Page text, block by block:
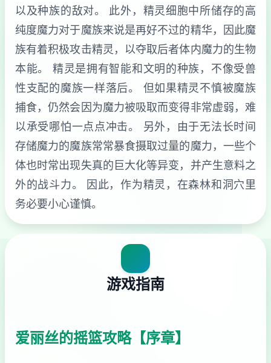
以及种族的敌对。 此外，精灵细胞中所储存的高
纯度魔力对于魔族来说是再好不过的精华，因此魔
族有着积极攻击精灵，以夺取后者体内魔力的生物
本能。 精灵是拥有智能和文明的种族，不像受兽
性支配的魔族一样落后。 但如果精灵不慎被魔族
捕食，仍然会因为魔力被吸取而变得非常虚弱，难
以承受哪怕一点点冲击。 另外，由于无法长时间
存储魔力的魔族常常暴食摄取过量的魔力，一些个
体也时常出现失真的巨大化等异变，并产生意料之
外的战斗力。 因此，作为精灵，在森林和洞穴里
务必要小心谨慎。
游戏指南
爱丽丝的摇篮攻略【序章】